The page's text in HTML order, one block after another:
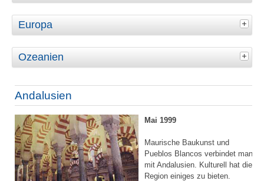
Europa
Ozeanien
Andalusien
Mai 1999
Maurische Baukunst und
Pueblos Blancos verbindet man
mit Andalusien. Kulturell hat die
Region einiges zu bieten.